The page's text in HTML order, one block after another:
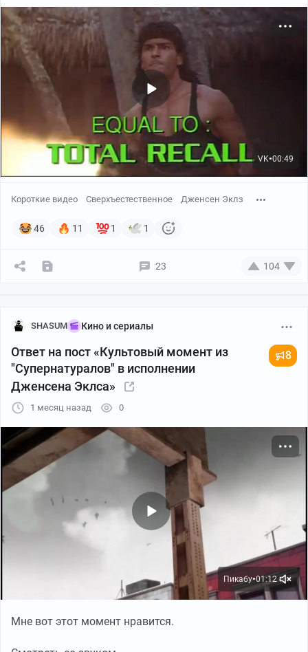
VK●00:49
Короткие видео Сверхъестественное Дженсен Эклз
46 11 1 1
23 104
SHASUM Кино и сериалы
Ответ на пост «Культовый момент из
"Супернатуралов" в исполнении
Дженсена Эклса»
8
1 месяц назад 0
Пикабу●01:12
Мне вот этот момент нравится.